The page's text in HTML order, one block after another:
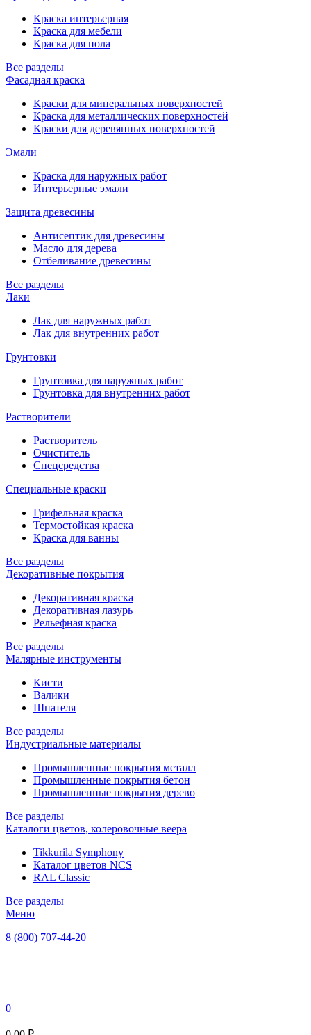
Краска интерьерная
Краска для мебели
Краска для пола
Все разделы
Фасадная краска
Краски для минеральных поверхностей
Краска для металлических поверхностей
Краски для деревянных поверхностей
Эмали
Краска для наружных работ
Интерьерные эмали
Защита древесины
Антисептик для древесины
Масло для дерева
Отбеливание древесины
Все разделы
Лаки
Лак для наружных работ
Лак для внутренних работ
Грунтовки
Грунтовка для наружных работ
Грунтовка для внутренних работ
Растворители
Растворитель
Очиститель
Спецсредства
Специальные краски
Грифельная краска
Термостойкая краска
Краска для ванны
Все разделы
Декоративные покрытия
Декоративная краска
Декоративная лазурь
Рельефная краска
Все разделы
Малярные инструменты
Кисти
Валики
Шпателя
Все разделы
Индустриальные материалы
Промышленные покрытия металл
Промышленные покрытия бетон
Промышленные покрытия дерево
Все разделы
Каталоги цветов, колеровочные веера
Tikkurila Symphony
Каталог цветов NCS
RAL Classic
Все разделы
Меню
8 (800) 707-44-20
0